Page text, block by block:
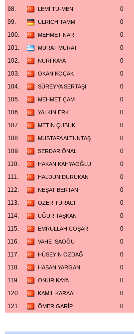
98.
LEMİ TU-MEN 0
99.
ULRICH TAMM 0
100.
MEHMET NAR 0
101.
MURAT MURAT 0
102.
NURİ KAYA 0
103.
OKAN KOÇAK 0
104.
SÜREYYA SERTAŞI 0
105.
MEHMET ÇAM 0
106.
YALKIN ERK 0
107.
METİN ÇUBUK 0
108.
MUSTAFA ALTUNTAŞ 0
109.
SERDAR ÖNAL 0
110.
HAKAN KAHYAOĞLU 0
111.
HALDUN DURUKAN 0
112.
NEŞAT BERTAN 0
113.
ÖZER TURACI 0
114.
UĞUR TAŞKAN 0
115.
EMRULLAH COŞAR 0
116.
VAHE İSAOĞU 0
117.
HÜSEYİN ÖZDAĞ 0
118.
HASAN YARGAN 0
119.
ONUR KAYA 0
120.
KAMİL KARAALİ 0
121.
ÖMER GARİP 0